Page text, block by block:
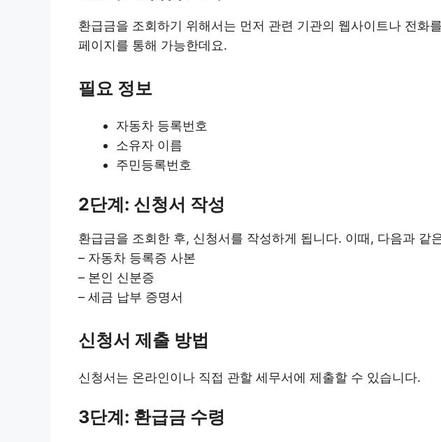
환급금을 조회하기 위해서는 먼저 관련 기관의 웹사이트나 전화
페이지를 통해 가능한데요.
필요 정보
자동차 등록번호
소유자 이름
주민등록번호
2단계: 신청서 작성
환급금을 조회한 후, 신청서를 작성하게 됩니다. 이때, 다음과 같
– 자동차 등록증 사본
– 본인 신분증
– 세금 납부 증명서
신청서 제출 방법
신청서는 온라인이나 직접 관할 세무서에 제출할 수 있습니다.
3단계: 환급금 수령